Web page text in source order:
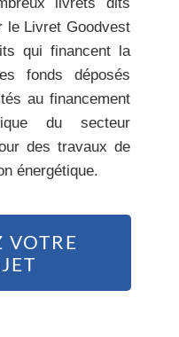
livrets dits
le Livret Goodvest
qui financent la
fonds déposés
au financement
du secteur
des travaux de
énergétique.
VOTRE